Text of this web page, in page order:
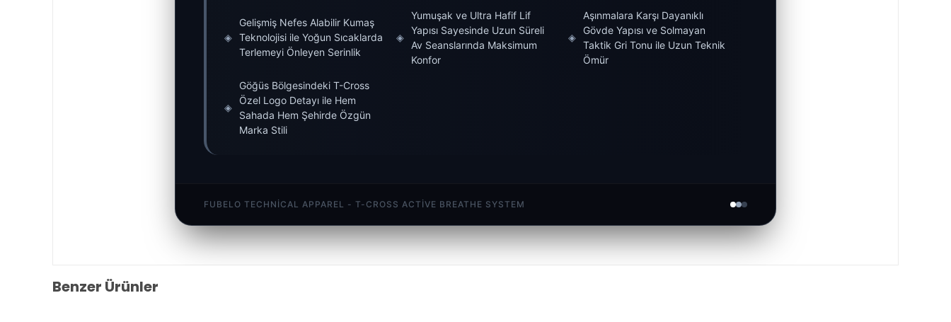
◈
Gelişmiş Nefes Alabilir Kumaş
Teknolojisi ile Yoğun Sıcaklarda
Terlemeyi Önleyen Serinlik
◈
Yumuşak ve Ultra Hafif Lif
Yapısı Sayesinde Uzun Süreli
Av Seanslarında Maksimum
Konfor
◈
Aşınmalara Karşı Dayanıklı
Gövde Yapısı ve Solmayan
Taktik Gri Tonu ile Uzun Teknik
Ömür
◈
Göğüs Bölgesindeki T-Cross
Özel Logo Detayı ile Hem
Sahada Hem Şehirde Özgün
Marka Stili
FUBELO TECHNICAL APPAREL - T-CROSS ACTIVE BREATHE SYSTEM
Benzer Ürünler